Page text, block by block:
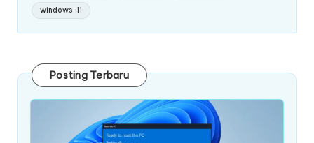
windows-11
Posting Terbaru